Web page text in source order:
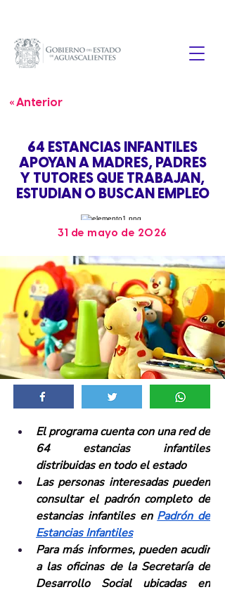
« Anterior
64 ESTANCIAS INFANTILES
APOYAN A MADRES, PADRES
Y TUTORES QUE TRABAJAN,
ESTUDIAN O BUSCAN EMPLEO
31 de mayo de 2026
El programa cuenta con una red de
64 estancias infantiles
distribuidas en todo el estado
Las personas interesadas pueden
consultar el padrón completo de
estancias infantiles en Padrón de
Estancias Infantiles
Para más informes, pueden acudir
a las oficinas de la Secretaría de
Desarrollo Social ubicadas en